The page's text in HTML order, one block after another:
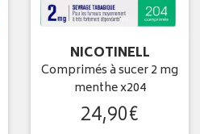
NICOTINELL
Comprimés à sucer 2 mg
menthe x204
24,90€